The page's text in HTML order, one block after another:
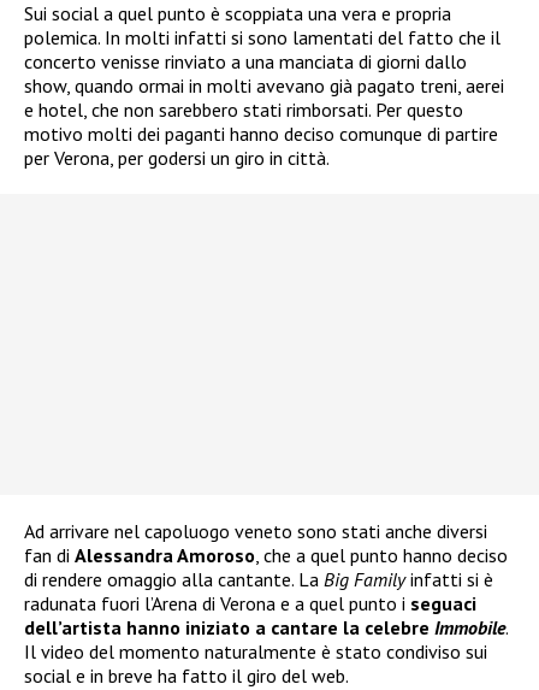
Sui social a quel punto è scoppiata una vera e propria
polemica. In molti infatti si sono lamentati del fatto che il
concerto venisse rinviato a una manciata di giorni dallo
show, quando ormai in molti avevano già pagato treni, aerei
e hotel, che non sarebbero stati rimborsati. Per questo
motivo molti dei paganti hanno deciso comunque di partire
per Verona, per godersi un giro in città.
Ad arrivare nel capoluogo veneto sono stati anche diversi
fan di Alessandra Amoroso, che a quel punto hanno deciso
di rendere omaggio alla cantante. La Big Familyinfatti si è
radunata fuori l’Arena di Verona e a quel punto i seguaci
dell’artista hanno iniziato a cantare la celebre Immobile.
Il video del momento naturalmente è stato condiviso sui
social e in breve ha fatto il giro del web.